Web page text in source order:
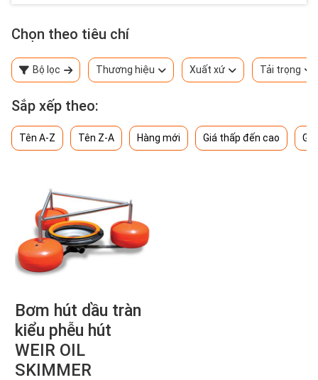
Chọn theo tiêu chí
Bộ lọc Thương hiệu Xuất xứ Tải trọng
Sắp xếp theo:
Tên A-Z Tên Z-A Hàng mới Giá thấp đến cao
Bơm hút dầu tràn
kiểu phễu hút
WEIR OIL
SKIMMER